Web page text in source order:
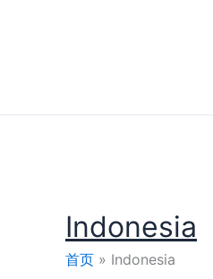
Indonesia
首页 Indonesia